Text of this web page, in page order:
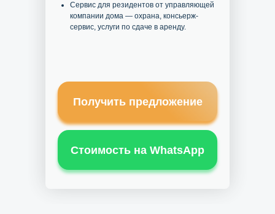
Сервис для резидентов от управляющей
компании дома — охрана, консьерж-
сервис, услуги по сдаче в аренду.
Получить предложение
Стоимость на WhatsApp